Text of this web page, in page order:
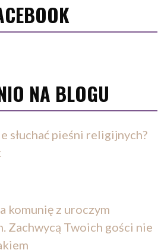
NA BLOGU
słuchać pieśni religijnych?
komunię z uroczym
Zachwycą Twoich gości nie